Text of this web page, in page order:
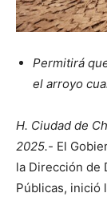
Permitirá
el arroyo
H. Ciudad de
2025.- El
la Dirección de
Públicas, inició